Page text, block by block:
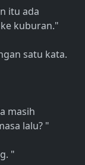
itu ada
kuburan."
satu kata.
masih
lalu? "
"